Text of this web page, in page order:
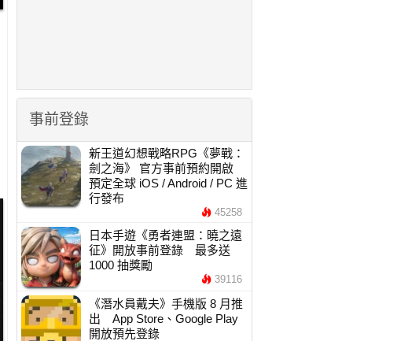
事前登錄
新王道幻想戰略RPG《夢戰：
劍之海》 官方事前預約開啟
預定全球 iOS / Android / PC 進
行發布
45258
日本手遊《勇者連盟：曉之遠
征》開放事前登錄 最多送
1000 抽獎勵
39116
《潛水員戴夫》手機版 8 月推
出 App Store、Google Play
開放預先登錄